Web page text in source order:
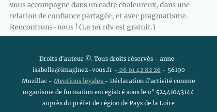
vous accompagne dans un cadre chaleureux, dans une
relation de confiance partagée, et avec pragmatisme.
Rencontrons-nous ! (Le 1er rdv est gratuit.)
Droits d'auteur ©. Tous droits réservés - anne-
isabelle@imaginez-vous.fr - 06 61 42 82 26 - 56190
Muzillac - Mentions légales - Déclaration d'activité comme
organisme de formation enregistré sous le n° 52441043144
auprès du préfet de région de Pays de la Loire